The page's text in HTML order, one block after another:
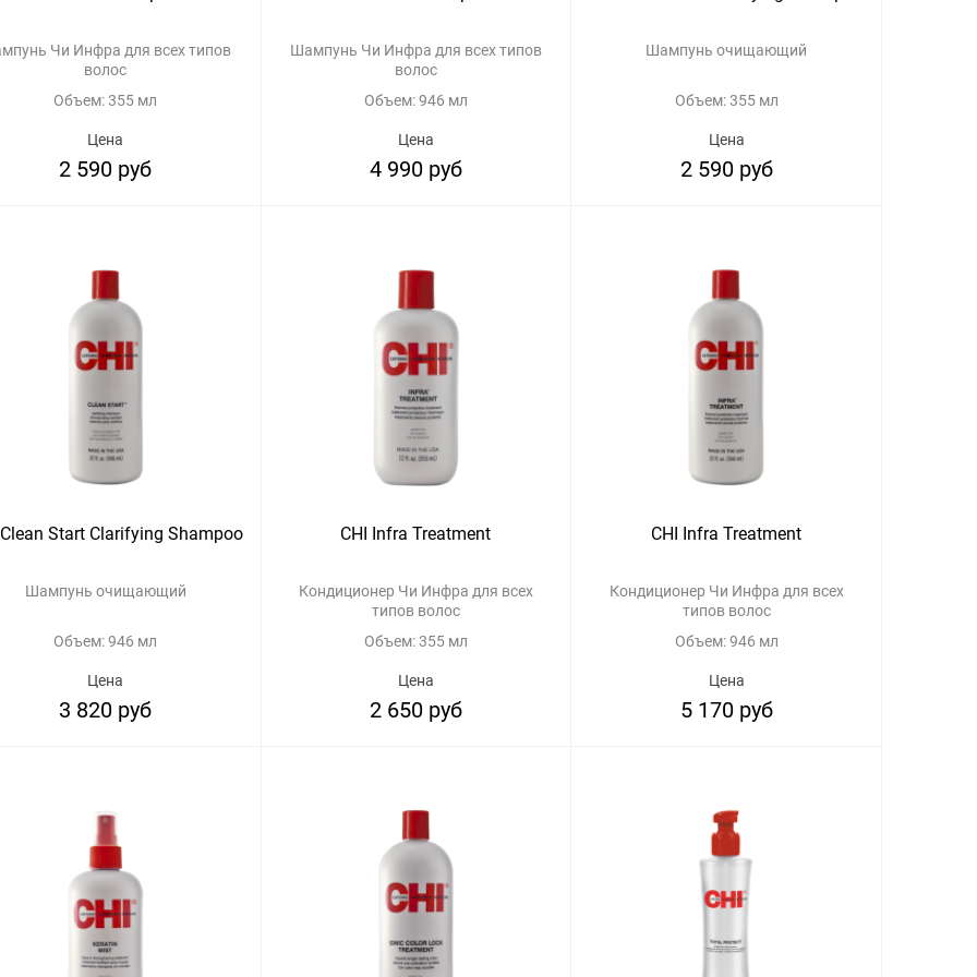
Чи Инфра для всех типов
волос
Объем: 355 мл
Цена
2 590 руб
Шампунь Чи Инфра для всех типов
волос
Объем: 946 мл
Цена
4 990 руб
Шампунь очищающий
Объем: 355 мл
Цена
2 590 руб
Start Clarifying Shampoo
Шампунь очищающий
Объем: 946 мл
Цена
3 820 руб
CHI Infra Treatment
Кондиционер Чи Инфра для всех
типов волос
Объем: 355 мл
Цена
2 650 руб
CHI Infra Treatment
Кондиционер Чи Инфра для всех
типов волос
Объем: 946 мл
Цена
5 170 руб